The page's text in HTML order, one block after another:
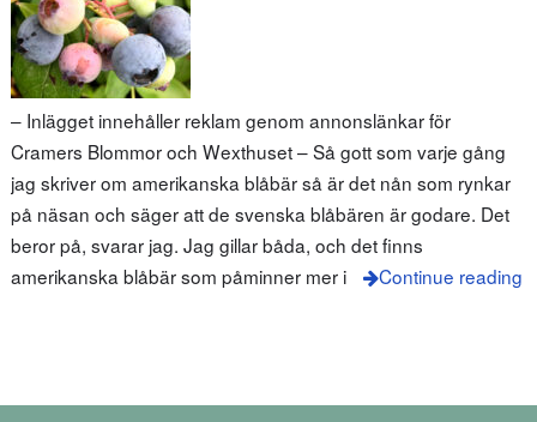
– Inlägget innehåller reklam genom annonslänkar för
Cramers Blommor och Wexthuset – Så gott som varje gång
jag skriver om amerikanska blåbär så är det nån som rynkar
på näsan och säger att de svenska blåbären är godare. Det
beror på, svarar jag. Jag gillar båda, och det finns
amerikanska blåbär som påminner mer i
Continue reading